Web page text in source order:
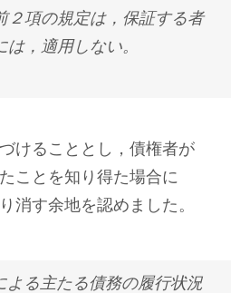
定は，保証する者
，適用しない。
けることとし，債権者が
ことを知り得た場合に
消す余地を認めました。
よる主たる債務の履行状況